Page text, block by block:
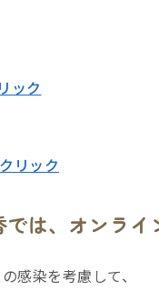
ック
リック
は、オンライ
感染を考慮して、